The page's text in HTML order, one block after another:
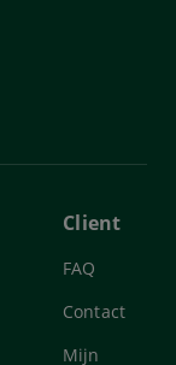
Client
FAQ
Contact
Mijn